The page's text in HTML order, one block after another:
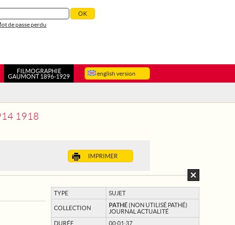
de passe perdu
english version
FILMOGRAPHIE
GAUMONT 1896-1929
1918
IMPRIMER
TYPE SUJET
COLLECTION PATHÉ(NON UTILISÉ PATHÉ)
JOURNAL ACTUALITÉ
DURÉE
00:01:37